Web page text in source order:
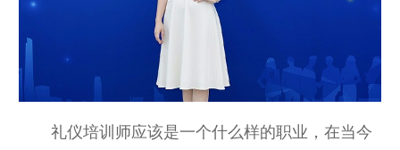
礼仪培训师应该是一个什么样的职业，在当今